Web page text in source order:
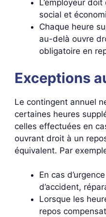
L’employeur
social et
Chaque heure
au-delà ouvre
obligatoire en
Exceptions
Le contingent annuel
certaines heures
celles effectuées en
ouvrant droit à un
équivalent. Par
En cas
d’accident,
Lorsque les
repos